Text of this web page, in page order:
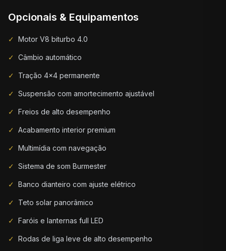
Opcionais & Equipamentos
✓ Motor V8 biturbo 4.0
✓ Câmbio automático
✓ Tração 4x4 permanente
✓ Suspensão com amortecimento ajustável
✓ Freios de alto desempenho
✓ Acabamento interior premium
✓ Multimídia com navegação
✓ Sistema de som Burmester
✓ Banco dianteiro com ajuste elétrico
✓ Teto solar panorâmico
✓ Faróis e lanternas full LED
✓ Rodas de liga leve de alto desempenho